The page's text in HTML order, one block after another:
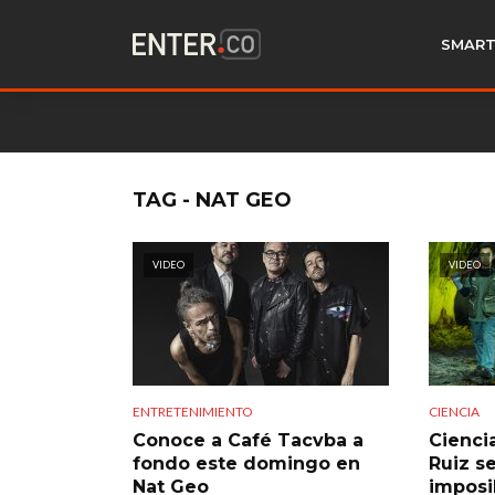
TAG - NAT GEO
VIDEO
ENTRETENIMIENTO
Conoce a Café Tacvba a
fondo este domingo en
Nat Geo
VIDEO
CIENCIA
Ruiz